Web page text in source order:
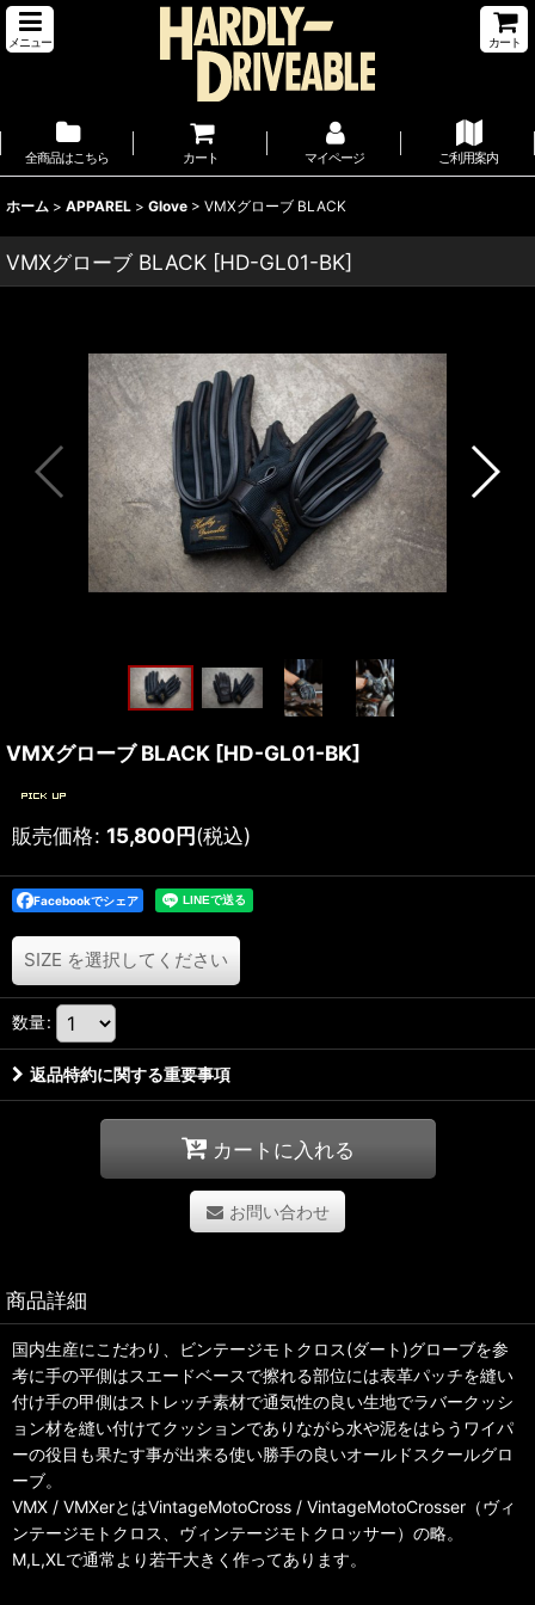
メニュー カート
全商品はこちら カート マイページ ご利用案内
ホーム > APPAREL > Glove > VMXグローブ BLACK
VMXグローブ BLACK [HD-GL01-BK]
VMXグローブ BLACK [HD-GL01-BK]
販売価格: 15,800円(税込)
Facebookでシェア
SIZE を選択してください
数量:
返品特約に関する重要事項
カートに入れる
お問い合わせ
商品詳細
国内生産にこだわり、ビンテージモトクロス(ダート)グローブを参
考に手の平側はスエードベースで擦れる部位には表革パッチを縫い
付け手の甲側はストレッチ素材で通気性の良い生地でラバークッシ
ョン材を縫い付けてクッションでありながら水や泥をはらうワイパ
ーの役目も果たす事が出来る使い勝手の良いオールドスクールグロ
ーブ。
VMX / VMXerとはVintageMotoCross / VintageMotoCrosser（ヴィ
ンテージモトクロス、ヴィンテージモトクロッサー）の略。
M,L,XLで通常より若干大きく作ってあります。